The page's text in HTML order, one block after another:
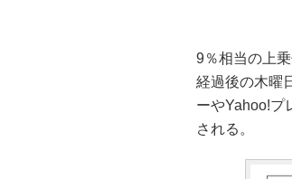
9％相当の上
経過後の木曜
ーやYahoo!プ
される。